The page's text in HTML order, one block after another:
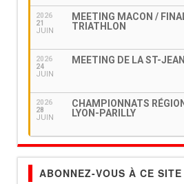
2026
21
JUIN
MEETING MACON /
TRIATHLON
2026
24
JUIN
MEETING DE LA ST-
2026
28
JUIN
CHAMPIONNATS
LYON-PARILLY
ABONNEZ-VOUS À CE